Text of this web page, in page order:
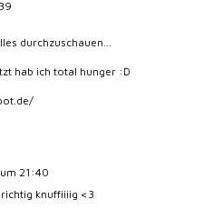
durchzuschauen...
hab ich total hunger :D
21:40
knuffiiiig <3